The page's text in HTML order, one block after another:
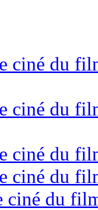
ciné du
ciné du
ciné du
ciné du
du